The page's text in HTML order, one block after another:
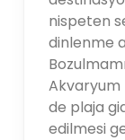
nispeten
dinlenme
Akvaryum
de plaja
edilmesi